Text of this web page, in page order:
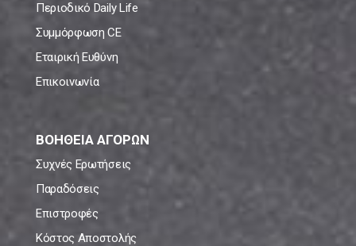
Περιοδικό Daily Life
Συμμόρφωση CE
Εταιρική Ευθύνη
Επικοινωνία
ΒΟΗΘΕΙΑ ΑΓΟΡΩΝ
Συχνές Ερωτήσεις
Παραδόσεις
Επιστροφές
Κόστος Αποστολής